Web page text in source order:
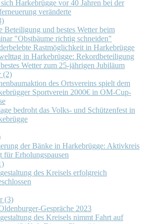
Harkebrügge vor 40 Jahren bei der
veränderte
Beteiligung und bestes Wetter beim
"Obstbäume richtig schneiden"
Rastmöglichkeit in Harkebrügge
in Harkebrügge: Rekordbeteiligung
Wetter zum 25-jährigen Jubiläum
(2)
des Ortsvereins spielt dem
Sportverein 2000€ in OM-Cup-
bedroht das Volks- und Schützenfest in
der Bänke in Harkebrügge: Aktivkreis
für Erholungspausen
des Kreisels erfolgreich
(3)
Gespräche 2023
des Kreisels nimmt Fahrt auf